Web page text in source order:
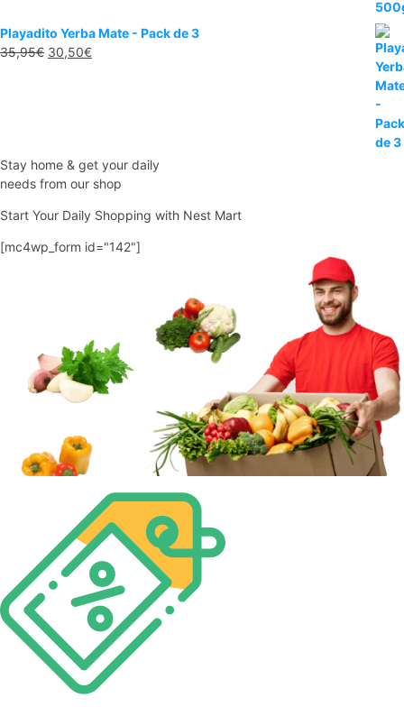
5,95€.
4,95€.
Playadito Yerba Mate - Pack de 3
35,95€ El
30,50€El
Stay home & get your daily
needs from our shop
Start Your Daily Shopping with Nest Mart
[mc4wp_form id="142"]